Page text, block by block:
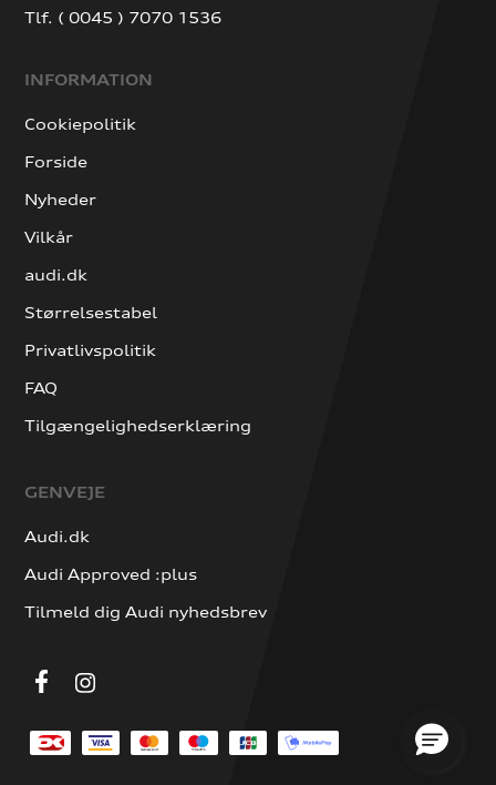
Tlf. ( 0045 ) 7070 1536
INFORMATION
Cookiepolitik
Forside
Nyheder
Vilkår
audi.dk
Størrelsestabel
Privatlivspolitik
FAQ
Tilgængelighedserklæring
GENVEJE
Audi.dk
Audi Approved :plus
Tilmeld dig Audi nyhedsbrev